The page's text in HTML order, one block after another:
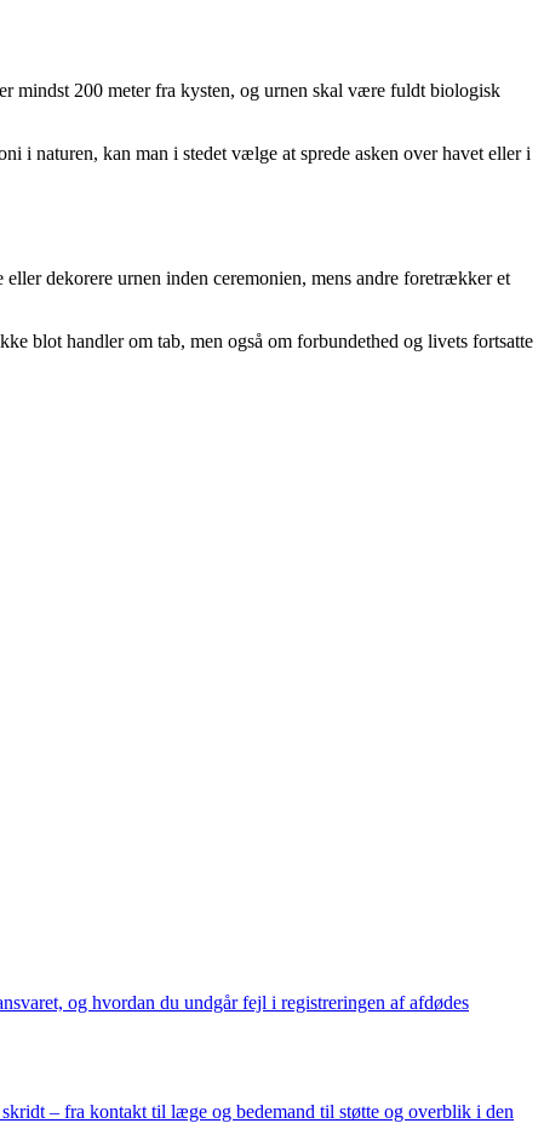
mindst 200 meter fra kysten, og urnen skal være fuldt biologisk
i naturen, kan man i stedet vælge at sprede asken over havet eller i
dekorere urnen inden ceremonien, mens andre foretrækker et
blot handler om tab, men også om forbundethed og livets fortsatte
og hvordan du undgår fejl i registreringen af afdødes
– fra kontakt til læge og bedemand til støtte og overblik i den